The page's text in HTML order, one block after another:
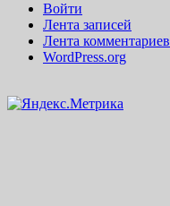
Войти
Лента записей
Лента комментариев
WordPress.org